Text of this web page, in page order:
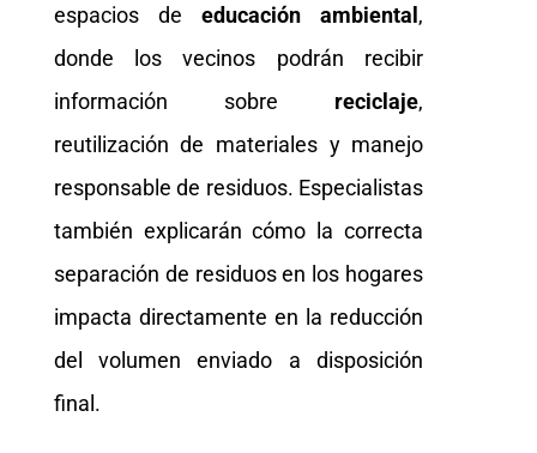
espacios deeducación ambiental ,
donde los vecinos podrán recibir
información sobre reciclaje,
reutilización de materiales y manejo
responsable de residuos. Especialistas
también explicarán cómo la correcta
separación de residuos en los hogares
impacta directamente en la reducción
del volumen enviado a disposición
final.